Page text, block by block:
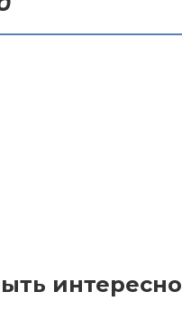
интересно